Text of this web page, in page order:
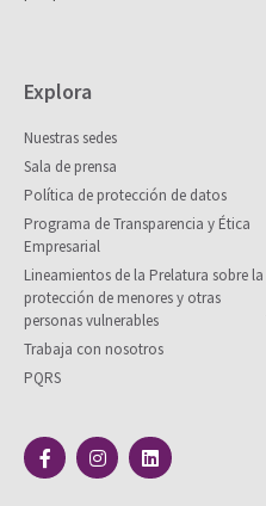
Explora
Nuestras sedes
Sala de prensa
Política de protección de datos
Programa de Transparencia y Ética
Empresarial
Lineamientos de la Prelatura sobre la
protección de menores y otras
personas vulnerables
Trabaja con nosotros
PQRS